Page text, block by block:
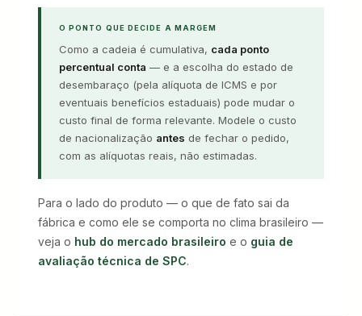
O PONTO QUE DECIDE A MARGEM
Como a cadeia é cumulativa, cada ponto
percentual conta — e a escolha do estado de
desembaraço (pela alíquota de ICMS e por
eventuais benefícios estaduais) pode mudar o
custo final de forma relevante. Modele o custo
de nacionalização antes de fechar o pedido,
com as alíquotas reais, não estimadas.
Para o lado do produto — o que de fato sai da
fábrica e como ele se comporta no clima brasileiro —
veja o hub do mercado brasileiro e o guia de
avaliação técnica de SPC.